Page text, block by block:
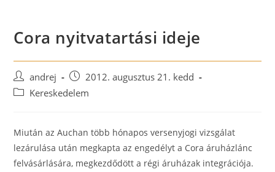
Cora nyitvatartási ideje
Post
author:
andrej
Post
published:
2012. augusztus 21. kedd
PostKereskedelem
Miután az Auchan több hónapos versenyjogi vizsgálat
lezárulása után megkapta az engedélyt a Cora áruházlánc
felvásárlására, megkezdődött a régi áruházak integrációja.